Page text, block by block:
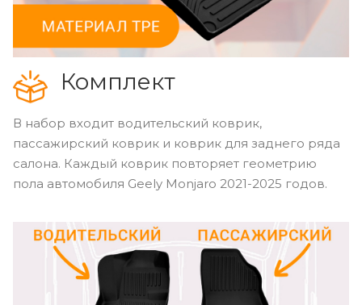
Комплект
В набор входит водительский коврик,
пассажирский коврик и коврик для заднего ряда
салона. Каждый коврик повторяет геометрию
пола автомобиля Geely Monjaro 2021-2025 годов.